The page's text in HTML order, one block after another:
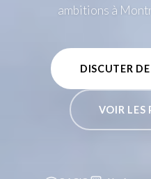
ambitions à
DISCUTER
VOIR LES